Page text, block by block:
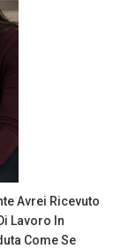
Avrei Ricevuto
Lavoro In
Come Se